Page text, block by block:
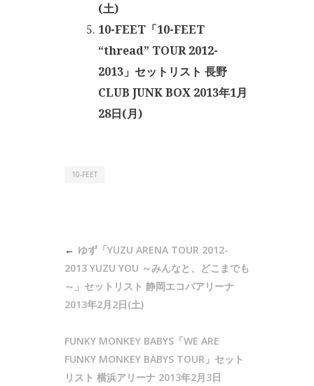
(土)
10-FEET「10-FEET
“thread” TOUR 2012-
2013」セットリスト 長野
CLUB JUNK BOX 2013年1月
28日(月)
10-FEET
ゆず「YUZU ARENA TOUR 2012-
2013 YUZU YOU ～みんなと、どこまでも
～」セットリスト 静岡エコパアリーナ
2013年2月2日(土)
FUNKY MONKEY BABYS「WE ARE
FUNKY MONKEY BABYS TOUR」セット
リスト 横浜アリーナ 2013年2月3日